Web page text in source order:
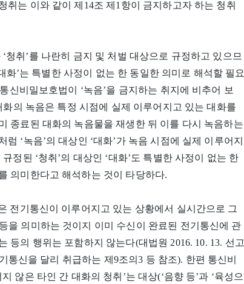
취는 이와 같이 제14조 제1항이 금지하고자 하는 청취
청취’를 나란히 금지 및 처벌 대상으로 규정하고 있으므
화’는 특별한 사정이 없는 한 동일한 의미로 해석할 필요
신비밀보호법이 ‘녹음’을 금지하는 취지에 비추어 보
의 녹음은 특정 시점에 실제 이루어지고 있는 대화를
종료된 대화의 녹음물을 재생한 뒤 이를 다시 녹음하는
‘녹음’의 대상인 ‘대화’가 녹음 시점에 실제 이루어지
정된 ‘청취’의 대상인 ‘대화’도 특별한 사정이 없는 한
의미한다고 해석하는 것이 타당하다.
전기통신이 이루어지고 있는 상황에서 실시간으로 그
을 의미하는 것이지 이미 수신이 완료된 전기통신에 관
등의 행위는 포함하지 않는다(대법원 2016. 10. 13. 선고
통신을 달리 취급하는 제9조의3 등 참조). 한편 통신비
않은 타인 간 대화의 청취’는 대상(‘음향 등’과 ‘육성으